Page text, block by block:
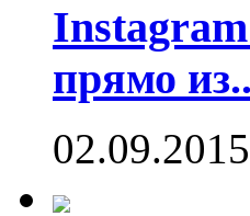
прямо
02.09.2015